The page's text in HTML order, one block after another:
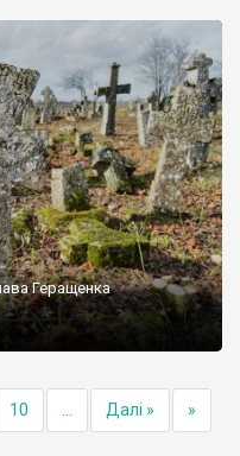
такі, де епітафії стер […]
Геращенка
10 Далі » »